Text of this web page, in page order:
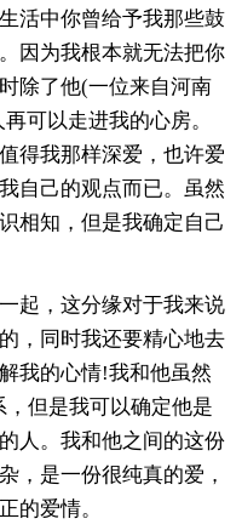
活中你曾给予我那些鼓
因为我根本就无法把你
除了他(一位来自河南
可以走进我的心房。
得我那样深爱，也许爱
自己的观点而已。虽然
相知，但是我确定自己
起，这分缘对于我来说
，同时我还要精心地去
我的心情!我和他虽然
，但是我可以确定他是
人。我和他之间的这份
，是一份很纯真的爱，
的爱情。